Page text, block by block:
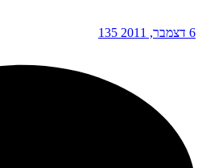
6 דצמבר, 2011 135